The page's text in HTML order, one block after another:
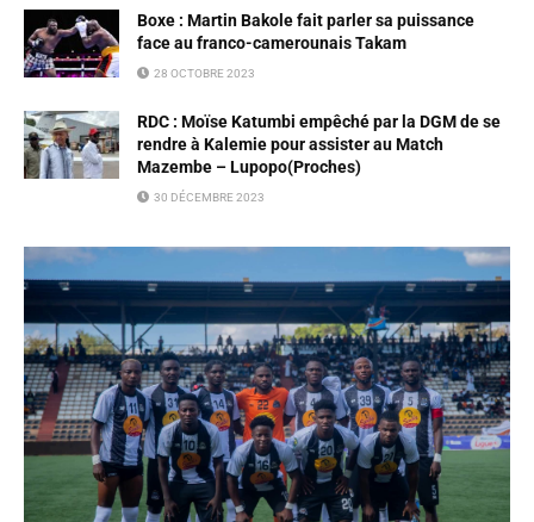
Boxe : Martin Bakole fait parler sa puissance
face au franco-camerounais Takam
28 OCTOBRE 2023
RDC : Moïse Katumbi empêché par la DGM de se
rendre à Kalemie pour assister au Match
Mazembe – Lupopo(Proches)
30 DÉCEMBRE 2023